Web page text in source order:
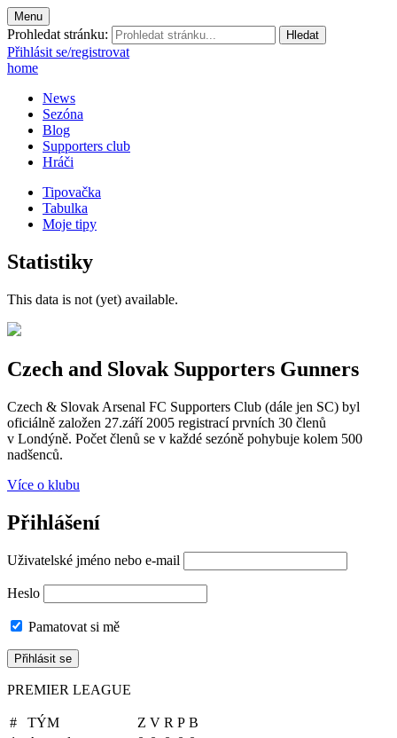
Menu
Prohledat stránku:
Přihlásit se/registrovat
home
News
Sezóna
Blog
Supporters club
Hráči
Tipovačka
Tabulka
Moje tipy
Statistiky
This data is not (yet) available.
Czech and Slovak Supporters Gunners
Czech & Slovak Arsenal FC Supporters Club (dále jen SC) byl
oficiálně založen 27.září 2005 registrací prvních 30 členů
v Londýně. Počet členů se v každé sezóně pohybuje kolem 500
nadšenců.
Více o klubu
Přihlášení
Uživatelské jméno nebo e-mail
Heslo
Pamatovat si mě
PREMIER LEAGUE
# TÝM Z V R P B